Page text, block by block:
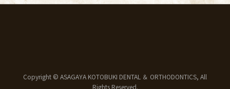
Copyright © ASAGAYA KOTOBUKI DENTAL ＆ ORTHODONTICS, All
Rights Reserved.